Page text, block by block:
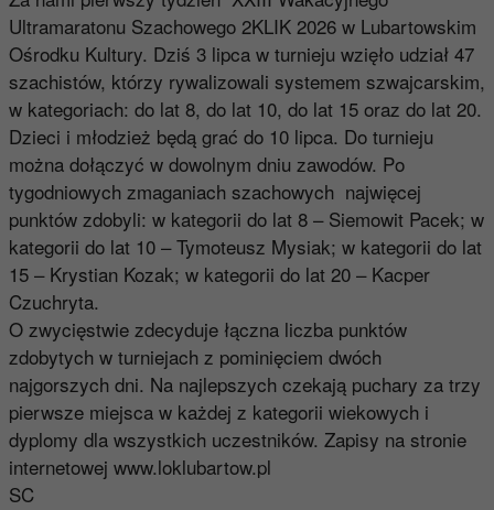
Ultramaratonu Szachowego 2KLIK 2026 w Lubartowskim
Ośrodku Kultury. Dziś 3 lipca w turnieju wzięło udział 47
szachistów, którzy rywalizowali systemem szwajcarskim,
w kategoriach: do lat 8, do lat 10, do lat 15 oraz do lat 20.
Dzieci i młodzież będą grać do 10 lipca. Do turnieju
można dołączyć w dowolnym dniu zawodów. Po
tygodniowych zmaganiach szachowych najwięcej
punktów zdobyli: w kategorii do lat 8 – Siemowit Pacek; w
kategorii do lat 10 – Tymoteusz Mysiak; w kategorii do lat
15 – Krystian Kozak; w kategorii do lat 20 – Kacper
Czuchryta.
O zwycięstwie zdecyduje łączna liczba punktów
zdobytych w turniejach z pominięciem dwóch
najgorszych dni. Na najlepszych czekają puchary za trzy
pierwsze miejsca w każdej z kategorii wiekowych i
dyplomy dla wszystkich uczestników. Zapisy na stronie
internetowej www.loklubartow.pl
SC